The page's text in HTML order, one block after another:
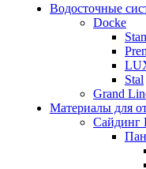
Водосточные
Docke
Stal
Grand
Материалы для
Сайдинг